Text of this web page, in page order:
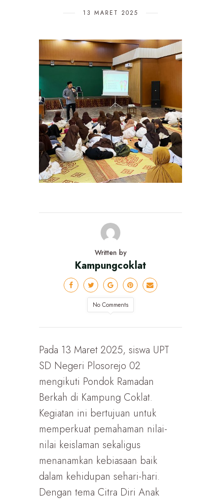
13 MARET 2025
Written by
Kampungcoklat
No Comments
Pada 13 Maret 2025, siswa UPT
SD Negeri Plosorejo 02
mengikuti Pondok Ramadan
Berkah di Kampung Coklat.
Kegiatan ini bertujuan untuk
memperkuat pemahaman nilai-
nilai keislaman sekaligus
menanamkan kebiasaan baik
dalam kehidupan sehari-hari.
Dengan tema Citra Diri Anak